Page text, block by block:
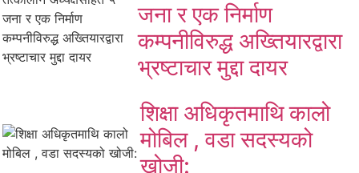
जना र एक निर्माण
कम्पनीविरुद्ध अख्तियारद्वारा
भ्रष्टाचार मुद्दा दायर
शिक्षा अधिकृतमाथि कालो
मोबिल , वडा सदस्यको
खोजी: